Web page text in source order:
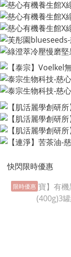
快閃限時優惠
限時優惠